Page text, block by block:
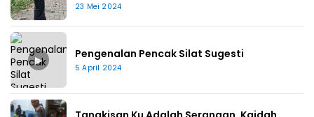
23 Mei 2024
▶ Pengenalan Pencak Silat Sugesti
5 April 2024